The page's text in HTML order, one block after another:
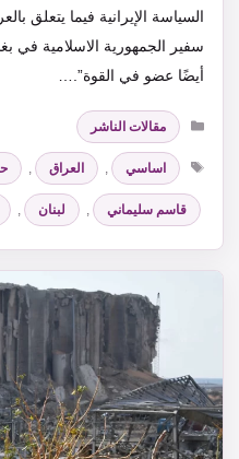
السياسة الإيرانية فيما يتعلق
سفير الجمهورية الاسلامية في
أيضًا ‏عضو في القوة”.‏…
التصنيفات
مقالات الناشر
الوسوم
اساسي العراق
قاسم سليماني لبنان